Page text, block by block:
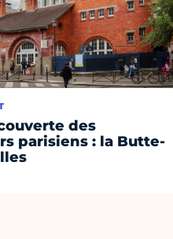
des
parisiens : la Butte-